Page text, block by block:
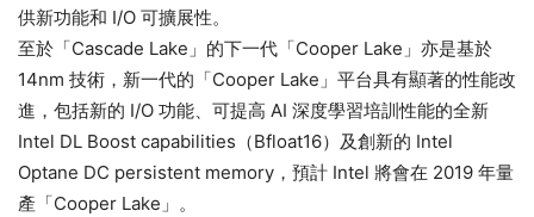
供新功能和 I/O 可擴展性。
至於「Cascade Lake」的下一代「Cooper Lake」亦是基於
14nm 技術，新一代的「Cooper Lake」平台具有顯著的性能改
進，包括新的 I/O 功能、可提高 AI 深度學習培訓性能的全新
Intel DL Boost capabilities（Bfloat16）及創新的 Intel
Optane DC persistent memory，預計 Intel 將會在 2019 年量
產「Cooper Lake」。